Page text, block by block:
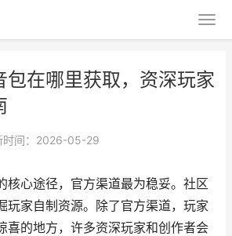
包在哪里获取，资深玩家
时间：2026-05-29
核心途径，官方渠道最为稳妥。社区
玩家自制资源。除了官方渠道，玩家
喜的地方，许多资深玩家和创作者会